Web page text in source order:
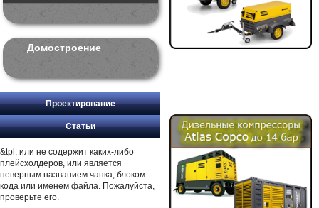
Домостроение
Проектирование
Статьи
&tpl; или не содержит каких-либо
плейсхолдеров, или является
неверным названием чанка, блоком
кода или именем файла. Пожалуйста,
проверьте его.